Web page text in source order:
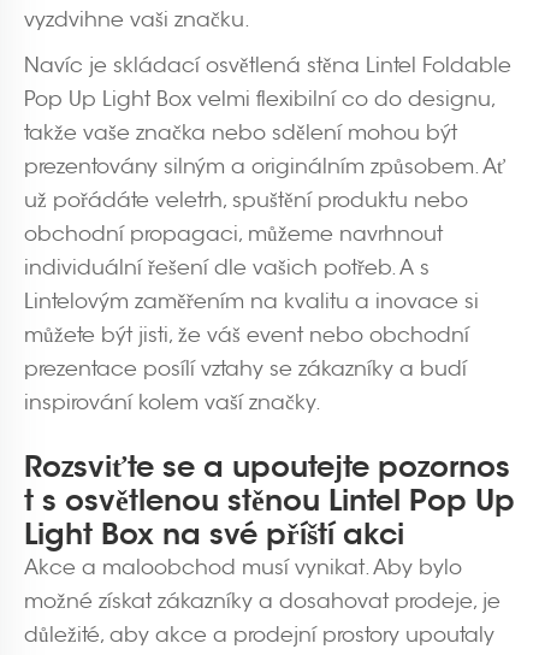
vyzdvihne vaši značku.
Navíc je skládací osvětlená stěna Lintel Foldable
Pop Up Light Box velmi flexibilní co do designu,
takže vaše značka nebo sdělení mohou být
prezentovány silným a originálním způsobem. Ať
už pořádáte veletrh, spuštění produktu nebo
obchodní propagaci, můžeme navrhnout
individuální řešení dle vašich potřeb. A s
Lintelovým zaměřením na kvalitu a inovace si
můžete být jisti, že váš event nebo obchodní
prezentace posílí vztahy se zákazníky a budí
inspirování kolem vaší značky.
Rozsviťte se a upoutejte pozornos
t s osvětlenou stěnou Lintel Pop Up
Light Box na své příští akci
Akce a maloobchod musí vynikat. Aby bylo
možné získat zákazníky a dosahovat prodeje, je
důležité, aby akce a prodejní prostory upoutaly